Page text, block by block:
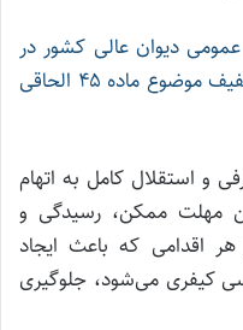
شماره ۷۸۳ هیأت عمومی دیوان عالی کشور در
خصوص مبنای محاسبه و اعمال تخفیف موضوع ماده ۴۵ الحاقی
و استقلال کامل به اتهام
مهلت ممکن، رسیدگی و
اقدامی که باعث ایجاد
کیفری می‌شود، جلوگیری